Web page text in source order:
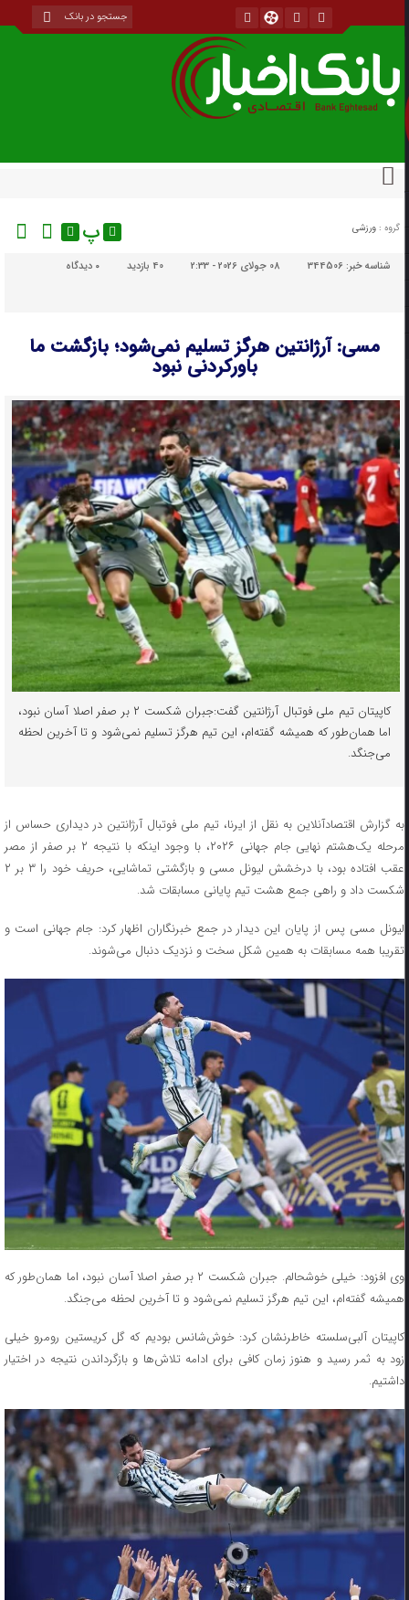
گروه : ورزشی پ
شناسه خبر:344506 08 جولای 2026 - 2:33 40 بازدید دیدگاه
مسی: آرژانتین هرگز تسلیم نمی‌شود؛ بازگشت ما
باورکردنی نبود
کاپیتان تیم ملی فوتبال آرژانتین گفت:جبران شکست ۲ بر صفر اصلا آسان نبود،
اما همان‌طور که همیشه گفته‌ام، این تیم هرگز تسلیم نمی‌شود و تا آخرین لحظه
می‌جنگد.
به گزارش اقتصادآنلاین به نقل از ایرنا، تیم ملی فوتبال آرژانتین در دیداری حساس از
مرحله یک‌هشتم نهایی جام جهانی ۲۰۲۶، با وجود اینکه با نتیجه ۲ بر صفر از مصر
عقب افتاده بود، با درخشش لیونل مسی و بازگشتی تماشایی، حریف خود را ۳ بر ۲
شکست داد و راهی جمع هشت تیم پایانی مسابقات شد.
لیونل مسی پس از پایان این دیدار در جمع خبرنگاران اظهار کرد: جام جهانی است و
تقریبا همه مسابقات به همین شکل سخت و نزدیک دنبال می‌شوند.
وی افزود: خیلی خوشحالم. جبران شکست ۲ بر صفر اصلا آسان نبود، اما همان‌طور که
همیشه گفته‌ام، این تیم هرگز تسلیم نمی‌شود و تا آخرین لحظه می‌جنگد.
کاپیتان آلبی‌سلسته خاطرنشان کرد: خوش‌شانس بودیم که گل کریستین رومرو خیلی
زود به ثمر رسید و هنوز زمان کافی برای ادامه تلاش‌ها و بازگرداندن نتیجه در اختیار
داشتیم.